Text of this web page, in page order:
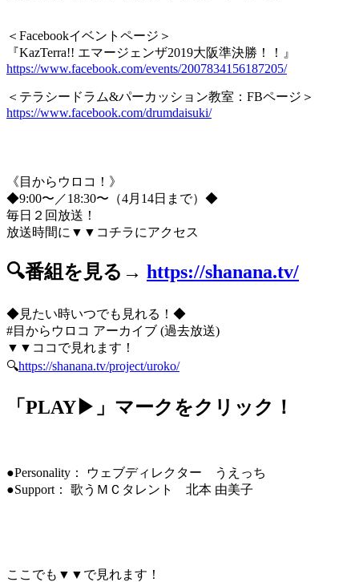
＜Facebookイベントページ＞
『KazTerra!! エマージェンザ2019大阪準決勝！！』
https://www.facebook.com/events/2007834156187205/
＜テラシードラム&パーカッション教室：FBページ＞
https://www.facebook.com/drumdaisuki/
《目からウロコ！》
◆9:00〜／18:30〜（4月14日まで）◆
毎日２回放送！
放送時間に▼▼コチラにアクセス
🔍番組を見る→ https://shanana.tv/
◆見たい時いつでも見れる！◆
#目からウロコ アーカイブ (過去放送)
▼▼ココで見れます！
🔍https://shanana.tv/project/uroko/
「PLAY▶」マークをクリック！
●Personality： ウェブディレクター うえっち
●Support： 歌うＭＣタレント 北本 由美子
ここでも▼▼で見れます！